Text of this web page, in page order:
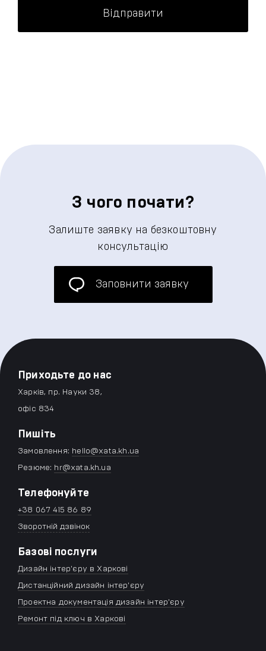
З чого почати?
Залиште заявку на безкоштовну
консультацію
Заповнити заявку
Приходьте до нас
Харків, пр. Науки 38,
офіс 834
Пишіть
Замовлення: hello@xata.kh.ua
Резюме: hr@xata.kh.ua
Телефонуйте
+38 067 415 86 89
Зворотній дзвінок
Базові послуги
Дизайн інтер'єру в Харкові
Дистанційний дизайн інтер'єру
Проектна документація дизайн інтер'єру
Ремонт під ключ в Харкові